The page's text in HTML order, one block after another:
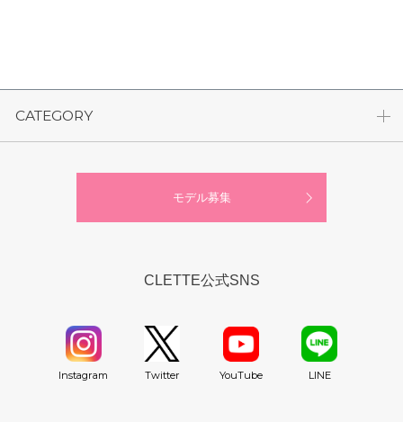
CATEGORY
モデル募集
CLETTE公式SNS
Instagram Twitter YouTube LINE